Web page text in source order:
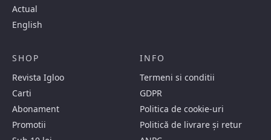
Actual
English
SHOP
Revista Igloo
Carti
Abonament
Promotii
INFO
Termeni si conditii
GDPR
Politica de cookie-uri
Politică de livrare și retur